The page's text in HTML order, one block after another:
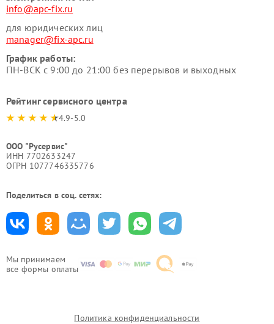
Мы принимаем
все формы оплаты
info@apc-fix.ru
для юридических лиц
manager@fix-apc.ru
График работы:
ПН-ВСК с 9:00 до 21:00 без перерывов и выходных
Рейтинг сервисного центра
4.9-5.0
ООО "Русервис"
ИНН 7702633247
ОГРН 1077746335776
Поделиться в соц. сетях:
Политика конфиденциальности